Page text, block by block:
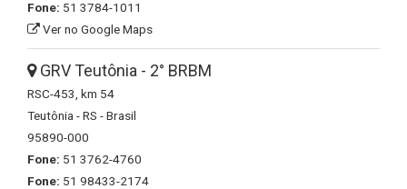
Fone: 51 3784-1011
Ver no Google Maps
GRV Teutônia - 2° BRBM
RSC-453, km 54
Teutônia - RS - Brasil
95890-000
Fone: 51 3762-4760
Fone: 51 98433-2174